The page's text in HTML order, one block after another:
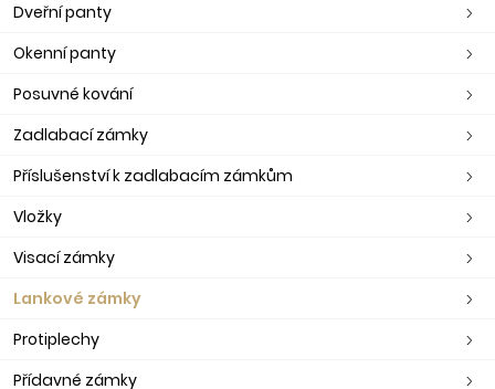
Dveřní panty
Okenní panty
Posuvné kování
Zadlabací zámky
Příslušenství k zadlabacím zámkům
Vložky
Visací zámky
Lankové zámky
Protiplechy
Přídavné zámky